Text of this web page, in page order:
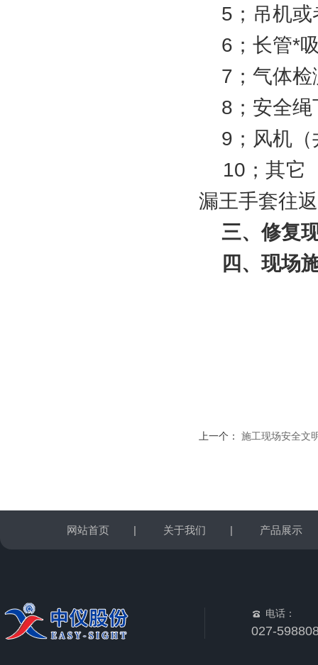
5；吊机或
6；长管*
7；气体检
8；安全绳
9；风机（
10；其它
漏王手套往
三、修复
四、现场
上一个： 施工现场安全文
网站首页 | 关于我们 | 产品展示
电话：
027-